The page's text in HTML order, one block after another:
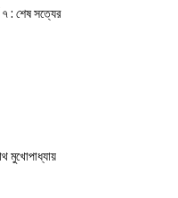
৭ : শেষ সত্যের
মুখোপাধ্যায়